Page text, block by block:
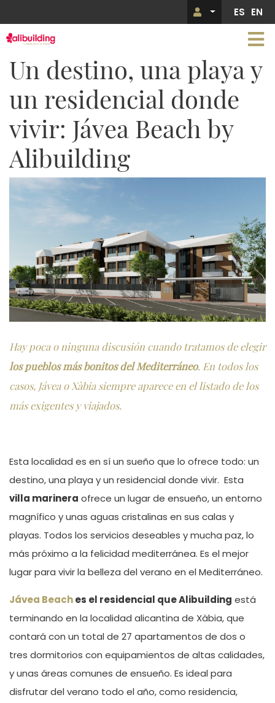
contenido
principal
Menú de
ES EN
Un destino, una playa y
un residencial donde
vivir: Jávea Beach by
Alibuilding
Hay poca o ninguna discusión cuando tratamos de elegir
los pueblos más bonitos del Mediterráneo. En todos los
casos, Jávea o Xàbia siempre aparece en el listado de los
más exigentes y viajados.
Esta localidad es en sí un sueño que lo ofrece todo: un
destino, una playa y un residencial donde vivir. Esta
villa marinera ofrece un lugar de ensueño, un entorno
magnífico y unas aguas cristalinas en sus calas y
playas. Todos los servicios deseables y mucha paz, lo
más próximo a la felicidad mediterránea. Es el mejor
lugar para vivir la belleza del verano en el Mediterráneo.
Jávea Beaches el residencial que Alibuilding está
terminando en la localidad alicantina de Xàbia, que
contará con un total de 27 apartamentos de dos o
tres dormitorios con equipamientos de altas calidades,
y unas áreas comunes de ensueño. Es ideal para
disfrutar del verano todo el año, como residencia,